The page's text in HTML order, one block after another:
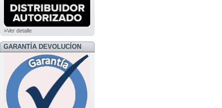
»Ver detalle
GARANTÍA DEVOLUCÍON